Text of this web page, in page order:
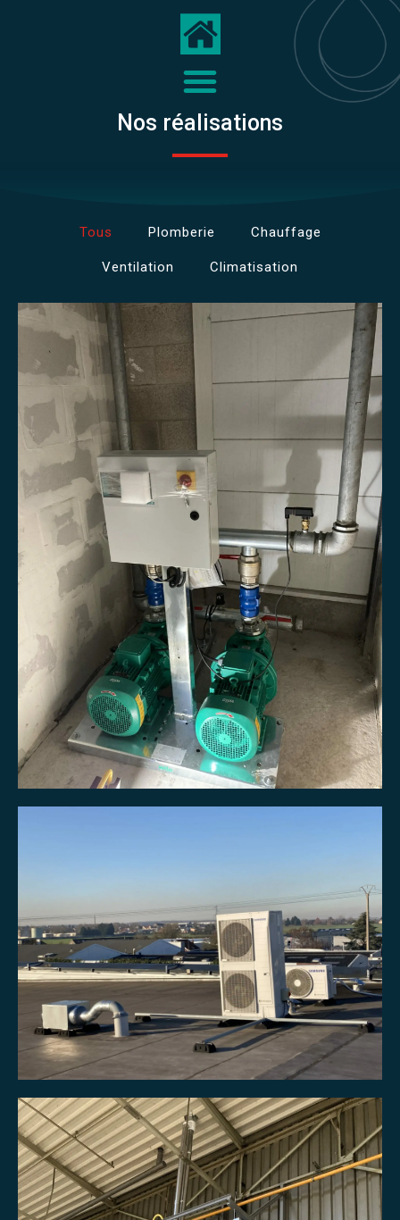
Nos réalisations
Tous Plomberie Chauffage
Ventilation Climatisation